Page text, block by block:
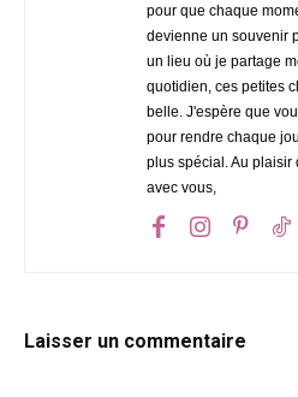
pour que chaque
devienne un souvenir
un lieu où je partage
quotidien, ces petites
belle. J'espère que
pour rendre chaque
plus spécial. Au plaisir
avec vous,
Laisser un commentaire